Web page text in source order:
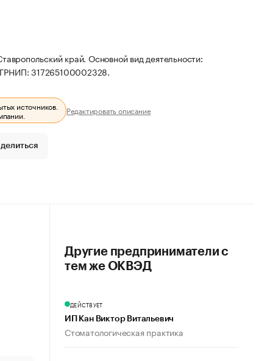
край. Основной вид деятельности:
317265100002328.
источников.
Редактировать описание
Другие предприниматели с
тем же ОКВЭД
ДЕЙСТВУЕТ
ИП Кан Виктор Витальевич
Стоматологическая практика